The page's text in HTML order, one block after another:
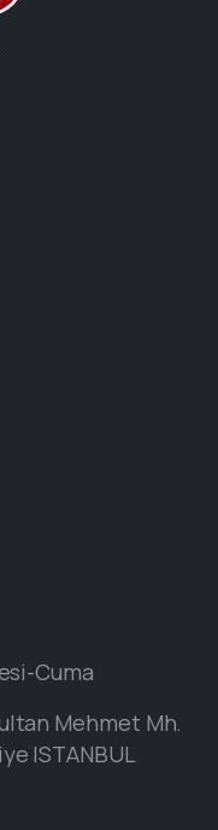
Cuma
Mehmet Mh.
ISTANBUL